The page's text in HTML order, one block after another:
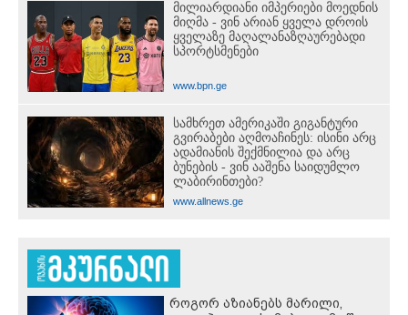
მილიარდიანი იმპერიები მოედნის
მიღმა - ვინ არიან ყველა დროის
ყველაზე მაღალანაზღაურებადი
სპორტსმენები
www.bpn.ge
სამხრეთ ამერიკაში გიგანტური
გვირაბები აღმოაჩინეს: ისინი არც
ადამიანის შექმნილია და არც
ბუნების - ვინ ააშენა საიდუმლო
ლაბირინთები?
www.allnews.ge
როგორ აზიანებს მარილი,